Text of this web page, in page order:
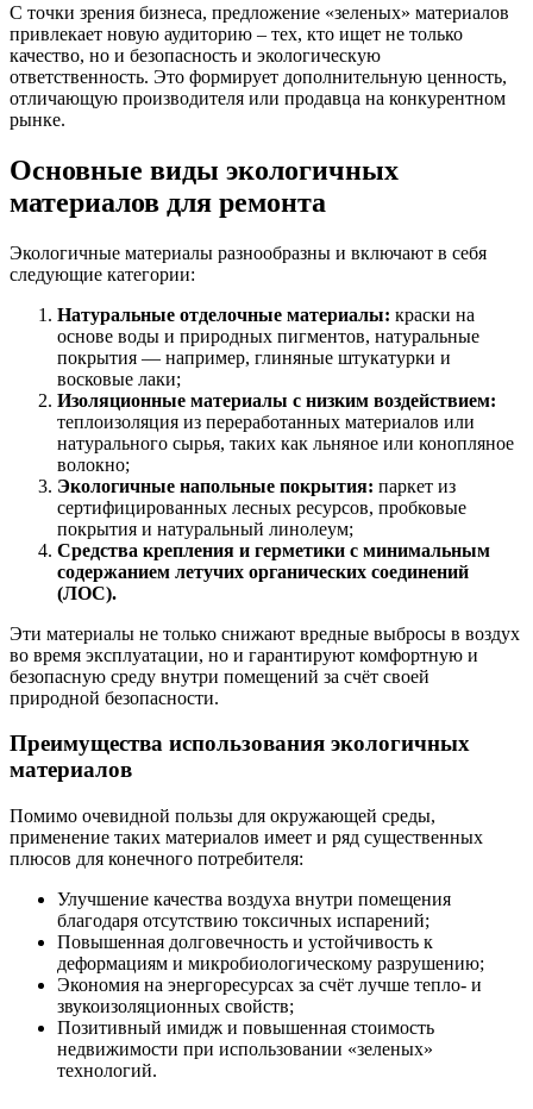
С точки зрения бизнеса, предложение «зеленых» материалов
привлекает новую аудиторию – тех, кто ищет не только
качество, но и безопасность и экологическую
ответственность. Это формирует дополнительную ценность,
отличающую производителя или продавца на конкурентном
рынке.
Основные виды экологичных
материалов для ремонта
Экологичные материалы разнообразны и включают в себя
следующие категории:
Натуральные отделочные материалы: краски на
основе воды и природных пигментов, натуральные
покрытия — например, глиняные штукатурки и
восковые лаки;
Изоляционные материалы с низким воздействием:
теплоизоляция из переработанных материалов или
натурального сырья, таких как льняное или конопляное
волокно;
Экологичные напольные покрытия: паркет из
сертифицированных лесных ресурсов, пробковые
покрытия и натуральный линолеум;
Средства крепления и герметики с минимальным
содержанием летучих органических соединений
(ЛОС).
Эти материалы не только снижают вредные выбросы в воздух
во время эксплуатации, но и гарантируют комфортную и
безопасную среду внутри помещений за счёт своей
природной безопасности.
Преимущества использования экологичных
материалов
Помимо очевидной пользы для окружающей среды,
применение таких материалов имеет и ряд существенных
плюсов для конечного потребителя:
Улучшение качества воздуха внутри помещения
благодаря отсутствию токсичных испарений;
Повышенная долговечность и устойчивость к
деформациям и микробиологическому разрушению;
Экономия на энергоресурсах за счёт лучше тепло- и
звукоизоляционных свойств;
Позитивный имидж и повышенная стоимость
недвижимости при использовании «зеленых»
технологий.